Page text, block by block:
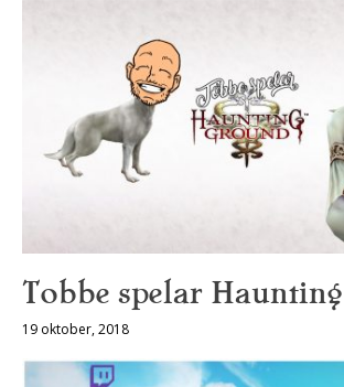
Tobbe spelar
19 oktober, 2018